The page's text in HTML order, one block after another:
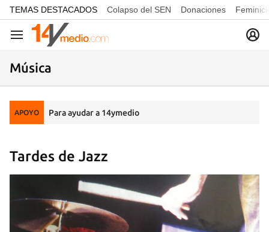
common.go-to-content
TEMAS DESTACADOS Colapso del SEN Donaciones
Navegación
Música
APOYO Para ayudar a 14ymedio
Tardes de Jazz